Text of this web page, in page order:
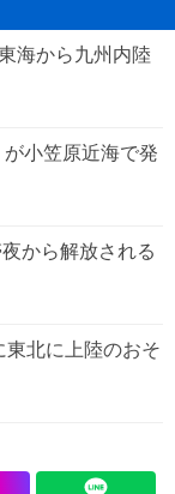
海から九州内陸
が小笠原近海で発
から解放される
北に上陸のおそ